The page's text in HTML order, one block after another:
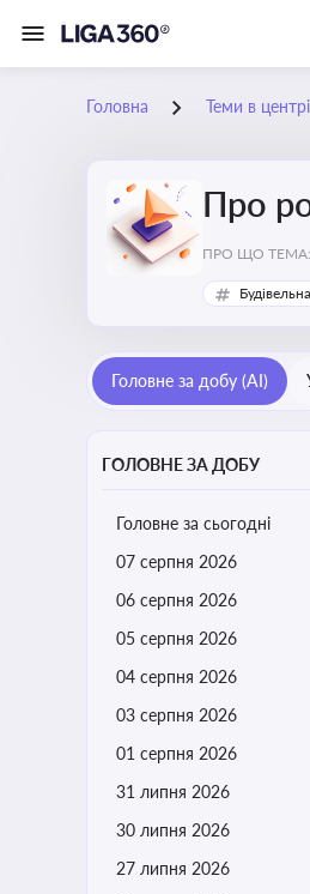
Головна Теми в
Про
ПРО ЩО ТЕМА:
Головне за добу (AI)
ГОЛОВНЕ ЗА ДОБУ
Головне за сьогодні
07 серпня 2026
06 серпня 2026
05 серпня 2026
04 серпня 2026
03 серпня 2026
01 серпня 2026
31 липня 2026
30 липня 2026
27 липня 2026